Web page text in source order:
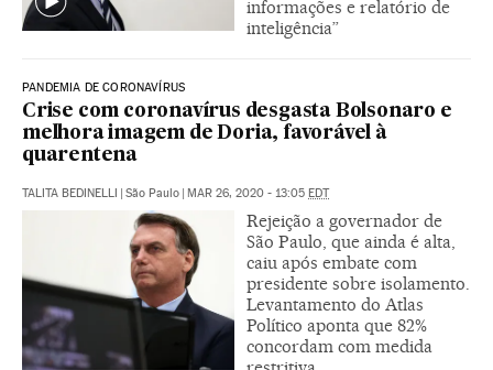
informações e relatório de
inteligência”
PANDEMIA DE CORONAVÍRUS
Crise com coronavírus desgasta Bolsonaro e
melhora imagem de Doria, favorável à
quarentena
TALITA BEDINELLI | São Paulo | MAR 26, 2020 - 13:05 EDT
Rejeição a governador de
São Paulo, que ainda é alta,
caiu após embate com
presidente sobre isolamento.
Levantamento do Atlas
Político aponta que 82%
concordam com medida